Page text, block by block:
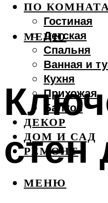
ПО
Гостиная
Детская
Спальня
Ванная и
Кухня
Прихожая
Балкон
ДЕКОР
ДОМ И САД
РЕМОНТ
МЕНЮ
МЕНЮ
стен